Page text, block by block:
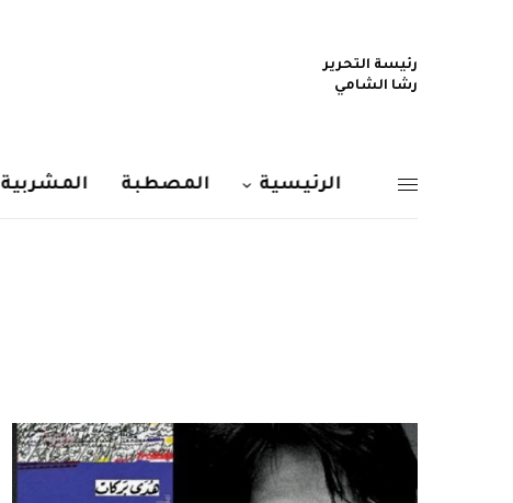
رئيسة التحرير
رشا الشامي
الرئيسية المصطبة المشربية